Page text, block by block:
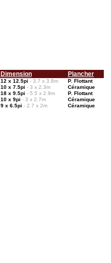
Dimension Plancher
12 x 12.5pi - 3.7 x 3.8m
P. Flottant
10 x 7.5pi - 3 x 2.3m
Céramique
18 x 9.5pi - 5.5 x 2.9m
P. Flottant
10 x 9pi - 3 x 2.7m
Céramique
9 x 6.5pi - 2.7 x 2m Céramique